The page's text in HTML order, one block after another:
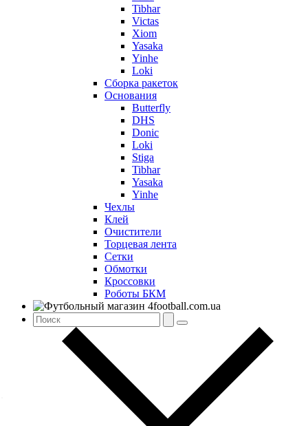
Tibhar
Victas
Xiom
Yasaka
Yinhe
Loki
Сборка ракеток
Основания
Butterfly
DHS
Donic
Loki
Stiga
Tibhar
Yasaka
Yinhe
Чехлы
Клей
Очистители
Торцевая лента
Сетки
Обмотки
Кроссовки
Роботы БКМ